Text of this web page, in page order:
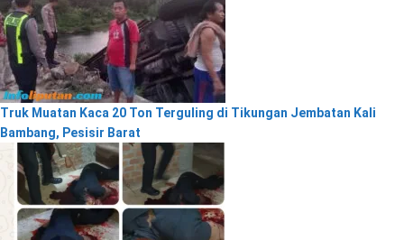
Truk Muatan Kaca 20 Ton Terguling di Tikungan Jembatan Kali
Bambang, Pesisir Barat